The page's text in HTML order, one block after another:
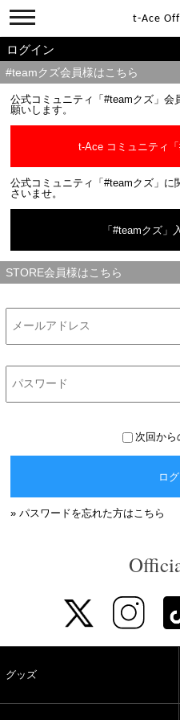
toggle
navigation
t-Ace
ログイン
#teamクズ会員様はこちら
公式コミュニティ「#teamクズ」会
願いします。
t-Ace コミュニティ
公式コミュニティ「#teamクズ」
さいませ。
「#teamクズ」
STORE会員様はこちら
次回から
ロ
» パスワードを忘れた方はこちら
グッズ